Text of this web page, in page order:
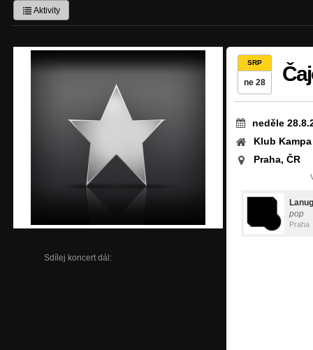
Aktivity
Sdílej koncert dál:
SRP
ne 28
neděle
Klub Kampa
Praha, ČR
pop
Praha